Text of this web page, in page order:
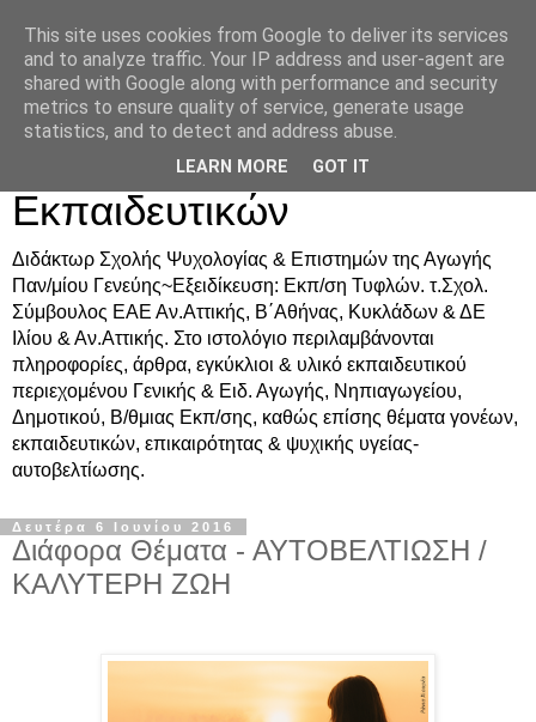
Δρ. Ράνια Χιουρέα-
Συμβουλευτική &
Υποστήριξη Γονέων &
Εκπαιδευτικών
Διδάκτωρ Σχολής Ψυχολογίας & Επιστημών της Αγωγής
Παν/μίου Γενεύης~Εξειδίκευση: Εκπ/ση Τυφλών. τ.Σχολ.
Σύμβουλος ΕΑΕ Αν.Αττικής, Β΄Αθήνας, Κυκλάδων & ΔΕ
Ιλίου & Αν.Αττικής. Στο ιστολόγιο περιλαμβάνονται
πληροφορίες, άρθρα, εγκύκλιοι & υλικό εκπαιδευτικού
περιεχομένου Γενικής & Ειδ. Αγωγής, Νηπιαγωγείου,
Δημοτικού, Β/θμιας Εκπ/σης, καθώς επίσης θέματα γονέων,
εκπαιδευτικών, επικαιρότητας & ψυχικής υγείας-
αυτοβελτίωσης.
Δευτέρα 6 Ιουνίου 2016
Διάφορα Θέματα - ΑΥΤΟΒΕΛΤΙΩΣΗ /
ΚΑΛΥΤΕΡΗ ΖΩΗ
This site uses cookies from Google to deliver its services
and to analyze traffic. Your IP address and user-agent are
shared with Google along with performance and security
metrics to ensure quality of service, generate usage
statistics, and to detect and address abuse.
LEARN MORE GOT IT